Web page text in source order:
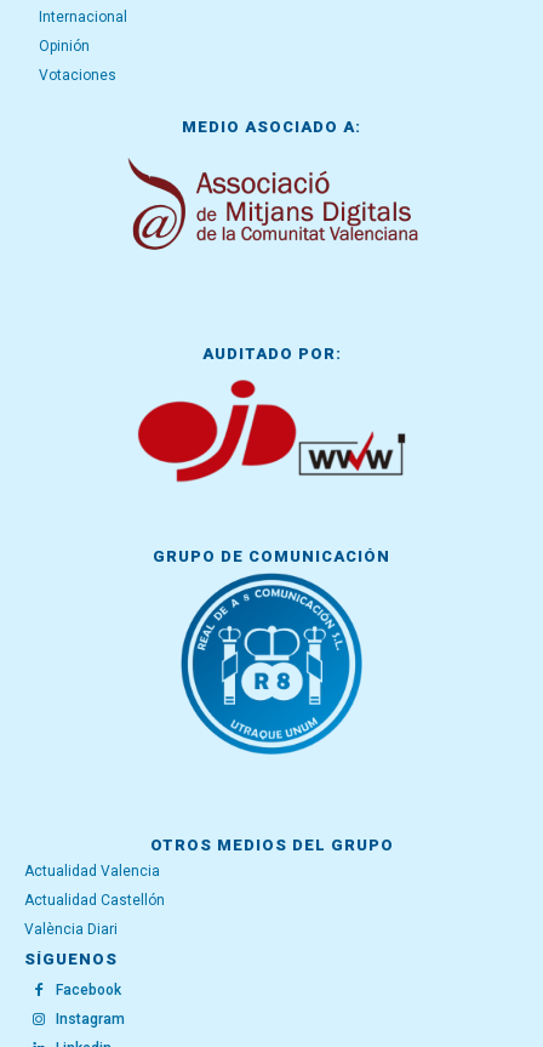
Internacional
Opinión
Votaciones
MEDIO ASOCIADO A:
AUDITADO POR:
GRUPO DE COMUNICACIÓN
OTROS MEDIOS DEL GRUPO
Actualidad Valencia
Actualidad Castellón
València Diari
SÍGUENOS
Facebook
Instagram